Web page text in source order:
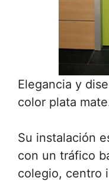
Elegancia y
color plata
Su instalación
con un tráfico
colegio, centro